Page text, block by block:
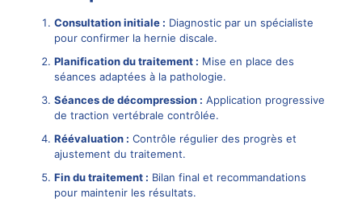
Consultation initiale : Diagnostic par un spécialiste
pour confirmer la hernie discale.
Planification du traitement : Mise en place des
séances adaptées à la pathologie.
Séances de décompression : Application progressive
de traction vertébrale contrôlée.
Réévaluation : Contrôle régulier des progrès et
ajustement du traitement.
Fin du traitement : Bilan final et recommandations
pour maintenir les résultats.